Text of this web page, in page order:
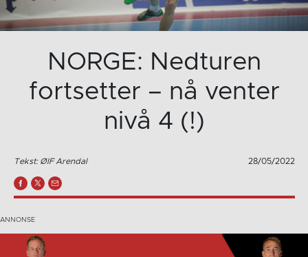
NORGE: Nedturen
fortsetter – nå venter
nivå 4 (!)
Tekst: ØIF Arendal 28/05/2022